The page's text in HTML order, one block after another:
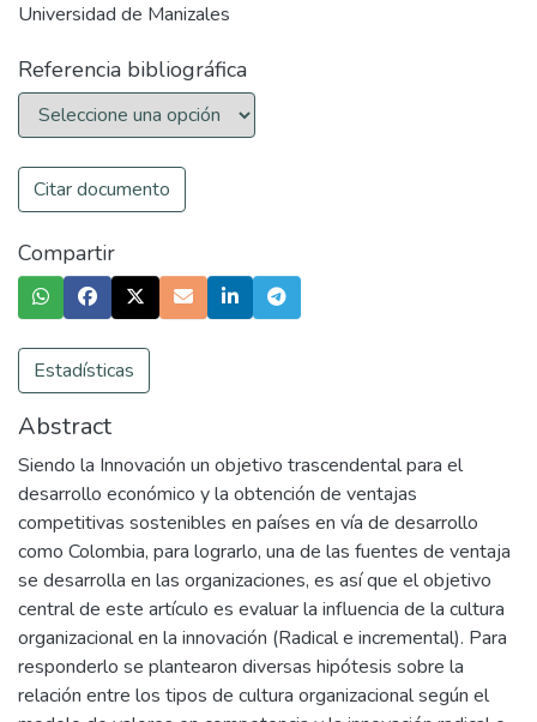
Universidad de Manizales
Referencia bibliográfica
Citar documento
Compartir
Estadísticas
Abstract
Siendo la Innovación un objetivo trascendental para el
desarrollo económico y la obtención de ventajas
competitivas sostenibles en países en vía de desarrollo
como Colombia, para lograrlo, una de las fuentes de ventaja
se desarrolla en las organizaciones, es así que el objetivo
central de este artículo es evaluar la influencia de la cultura
organizacional en la innovación (Radical e incremental). Para
responderlo se plantearon diversas hipótesis sobre la
relación entre los tipos de cultura organizacional según el